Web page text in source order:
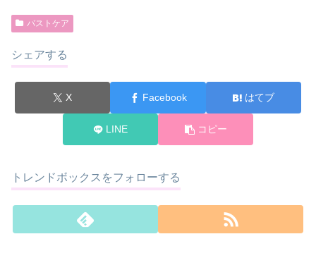
バストケア
シェアする
X Facebook はてブ
LINE コピー
トレンドボックスをフォローする